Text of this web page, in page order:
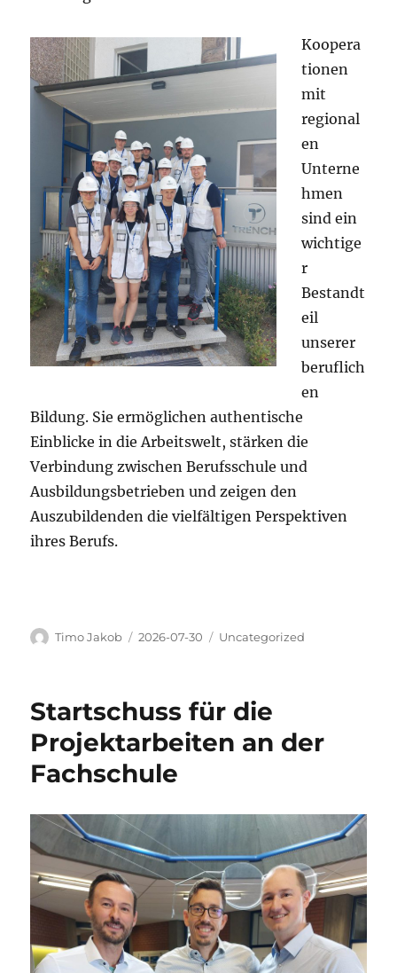
Koopera
tionen
mit
regional
en
Unterne
hmen
sind ein
wichtige
r
Bestandt
eil
unserer
beruflich
en
Bildung. Sie ermöglichen authentische
Einblicke in die Arbeitswelt, stärken die
Verbindung zwischen Berufsschule und
Ausbildungsbetrieben und zeigen den
Auszubildenden die vielfältigen Perspektiven
ihres Berufs.
Autor
Timo Jakob
Veröffentlicht
2026-07-30 Kategorien
Uncategorized
Startschuss für die
Projektarbeiten an der
Fachschule